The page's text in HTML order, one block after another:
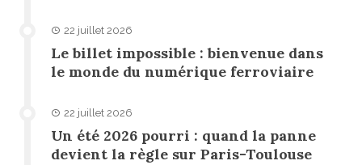
22 juillet 2026
Le billet impossible : bienvenue dans
le monde du numérique ferroviaire
22 juillet 2026
Un été 2026 pourri : quand la panne
devient la règle sur Paris-Toulouse